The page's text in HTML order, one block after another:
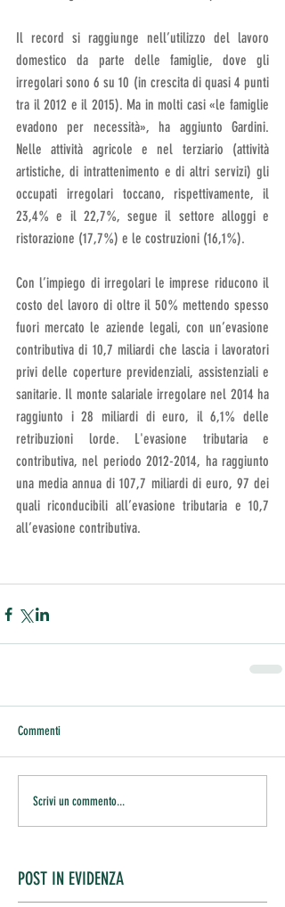
Il record si raggiunge nell’utilizzo del lavoro
domestico da parte delle famiglie, dove gli
irregolari sono 6 su 10 (in crescita di quasi 4 punti
tra il 2012 e il 2015). Ma in molti casi «le famiglie
evadono per necessità», ha aggiunto Gardini.
Nelle attività agricole e nel terziario (attività
artistiche, di intrattenimento e di altri servizi) gli
occupati irregolari toccano, rispettivamente, il
23,4% e il 22,7%, segue il settore alloggi e
ristorazione (17,7%) e le costruzioni (16,1%).
Con l’impiego di irregolari le imprese riducono il
costo del lavoro di oltre il 50% mettendo spesso
fuori mercato le aziende legali, con un’evasione
contributiva di 10,7 miliardi che lascia i lavoratori
privi delle coperture previdenziali, assistenziali e
sanitarie. Il monte salariale irregolare nel 2014 ha
raggiunto i 28 miliardi di euro, il 6,1% delle
retribuzioni lorde. L'evasione tributaria e
contributiva, nel periodo 2012-2014, ha raggiunto
una media annua di 107,7 miliardi di euro, 97 dei
quali riconducibili all’evasione tributaria e 10,7
all’evasione contributiva.
Commenti
Scrivi un commento...
POST IN EVIDENZA